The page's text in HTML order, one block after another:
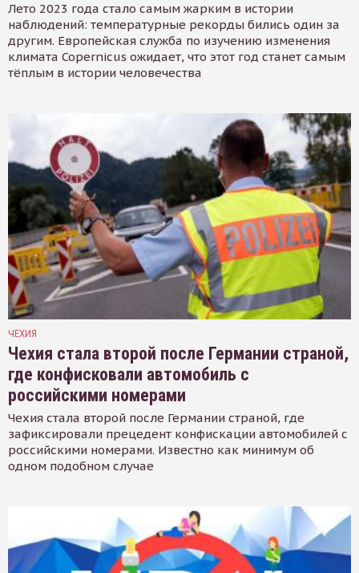
Лето 2023 года стало самым жарким в истории
наблюдений: температурные рекорды бились один за
другим. Европейская служба по изучению изменения
климата Copernicus ожидает, что этот год станет самым
тёплым в истории человечества
ЧЕХИЯ
Чехия стала второй после Германии страной,
где конфисковали автомобиль с
российскими номерами
Чехия стала второй после Германии страной, где
зафиксировали прецедент конфискации автомобилей с
российскими номерами. Известно как минимум об
одном подобном случае